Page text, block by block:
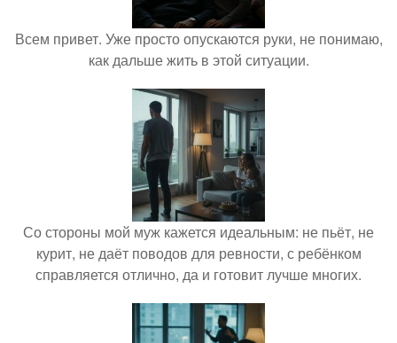
Всем привет. Уже просто опускаются руки, не понимаю,
как дальше жить в этой ситуации.
Со стороны мой муж кажется идеальным: не пьёт, не
курит, не даёт поводов для ревности, с ребёнком
справляется отлично, да и готовит лучше многих.